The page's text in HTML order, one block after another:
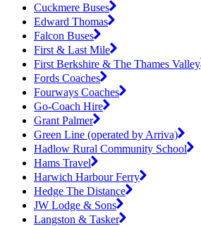
Cuckmere Buses
Edward Thomas
Falcon Buses
First & Last Mile
First Berkshire & The Thames Valley
Fords Coaches
Fourways Coaches
Go-Coach Hire
Grant Palmer
Green Line (operated by Arriva)
Hadlow Rural Community School
Hams Travel
Harwich Harbour Ferry
Hedge The Distance
JW Lodge & Sons
Langston & Tasker